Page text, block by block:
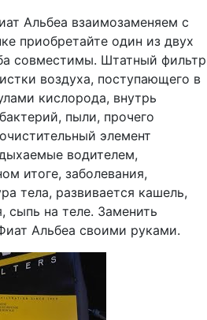
Альбеа взаимозаменяем с
приобретайте один из двух
совместимы. Штатный фильтр
воздуха, поступающего в
кислорода, внутрь
пыли, прочего
элемент
водителем,
итоге, заболевания,
тела, развивается кашель,
сыпь на теле. Заменить
Альбеа своими руками.